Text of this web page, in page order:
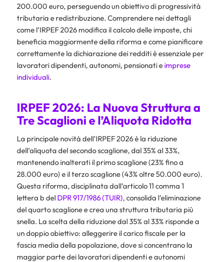
200.000 euro, perseguendo un obiettivo di progressività
tributaria e redistribuzione. Comprendere nei dettagli
come l’IRPEF 2026 modifica il calcolo delle imposte, chi
beneficia maggiormente della riforma e come pianificare
correttamente la dichiarazione dei redditi è essenziale per
lavoratori dipendenti, autonomi, pensionati e imprese
individuali.
IRPEF 2026: La Nuova Struttura a
Tre Scaglioni e l’Aliquota Ridotta
La principale novità dell’IRPEF 2026 è la riduzione
dell’aliquota del secondo scaglione, dal 35% al 33%,
mantenendo inalterati il primo scaglione (23% fino a
28.000 euro) e il terzo scaglione (43% oltre 50.000 euro).
Questa riforma, disciplinata dall’articolo 11 comma 1
lettera b del DPR 917/1986 (TUIR), consolida l’eliminazione
del quarto scaglione e crea una struttura tributaria più
snella. La scelta della riduzione dal 35% al 33% risponde a
un doppio obiettivo: alleggerire il carico fiscale per la
fascia media della popolazione, dove si concentrano la
maggior parte dei lavoratori dipendenti e autonomi